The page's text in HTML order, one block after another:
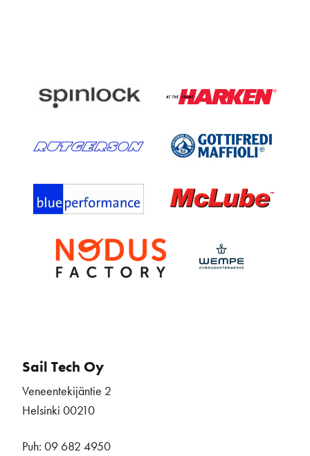
Sail Tech Oy
Veneentekijäntie 2
Helsinki 00210
Puh: 09 682 4950